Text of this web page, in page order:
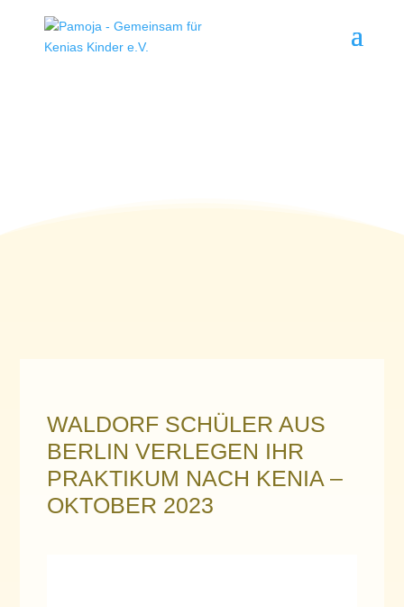
WALDORF SCHÜLER AUS
BERLIN VERLEGEN IHR
PRAKTIKUM NACH KENIA –
OKTOBER 2023